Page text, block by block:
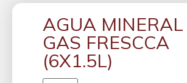
AGUA
GAS FRESCCA
(6X1.5L)